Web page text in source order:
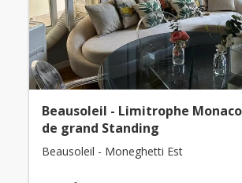
Beausoleil - Limitrophe
de grand Standing
Beausoleil - Moneghetti Est